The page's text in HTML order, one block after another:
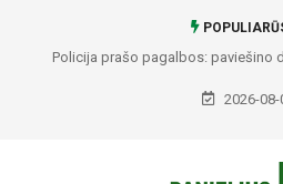
Alytuje ARO šturmavo butą: sulaikytas
Seirijuose – įtariami
2026-08-